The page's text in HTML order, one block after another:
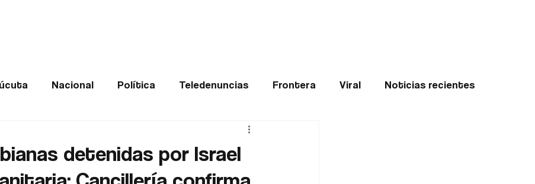
Nacional Política Teledenuncias Frontera Viral Noticias recientes
Buenas noticias
Norte de Santander
detenidas por Israel